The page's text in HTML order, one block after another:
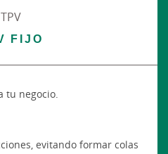
TPV
FIJO
tu negocio.
evitando formar colas